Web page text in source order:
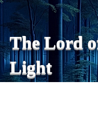
のおかげで、心的外
や、人格の再構成
でできるようになっ
の再構成は、chatが
は、数年かかってい
わざわざ、スーパー
や、超サイヤ人ゴッ
The Lord
Light